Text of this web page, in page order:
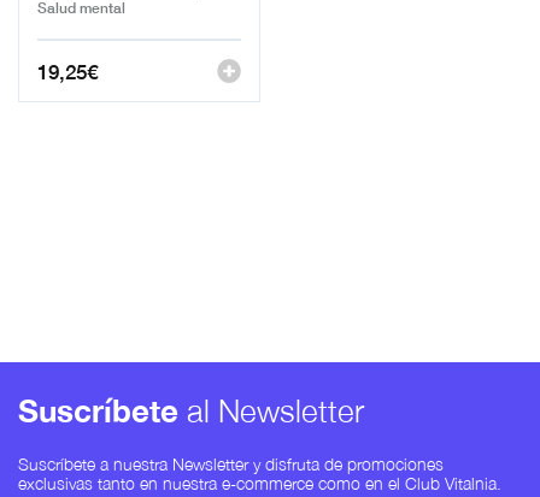
Salud mental
19,25€
Suscríbete al Newsletter
Suscríbete a nuestra Newsletter y disfruta de promociones
exclusivas tanto en nuestra e-commerce como en el Club Vitalnia.